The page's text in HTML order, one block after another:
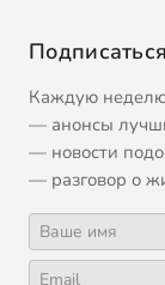
Каждую
— анонсы
— новости
— разговор о